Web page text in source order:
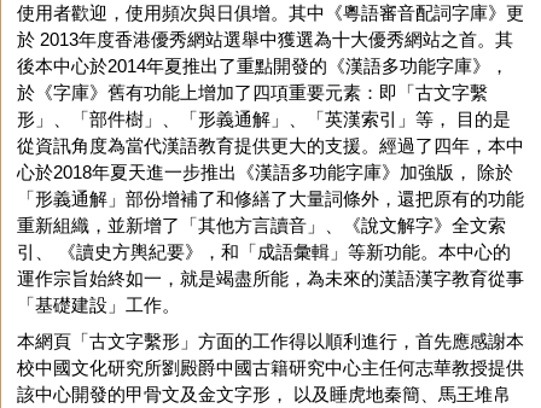
使用者歡迎，使用頻次與日俱增。其中《粵語審音配詞字庫》更
於 2013年度香港優秀網站選舉中獲選為十大優秀網站之首。其
後本中心於2014年夏推出了重點開發的《漢語多功能字庫》，
於《字庫》舊有功能上增加了四項重要元素：即「古文字繫
形」、「部件樹」、「形義通解」、「英漢索引」等， 目的是
從資訊角度為當代漢語教育提供更大的支援。經過了四年，本中
心於2018年夏天進一步推出《漢語多功能字庫》加強版， 除於
「形義通解」部份增補了和修繕了大量詞條外，還把原有的功能
重新組織，並新增了「其他方言讀音」、《說文解字》全文索
引、 《讀史方輿紀要》，和「成語彙輯」等新功能。本中心的
運作宗旨始終如一，就是竭盡所能，為未來的漢語漢字教育從事
「基礎建設」工作。
本網頁「古文字繫形」方面的工作得以順利進行，首先應感謝本
校中國文化研究所劉殿爵中國古籍研究中心主任何志華教授提供
該中心開發的甲骨文及金文字形， 以及睡虎地秦簡、馬王堆帛